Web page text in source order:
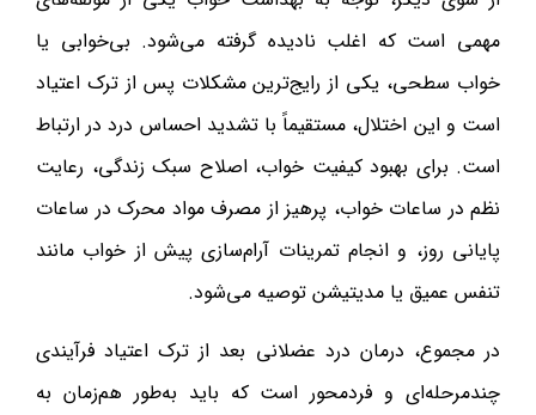
مهمی است که اغلب نادیده گرفته می‌شود. بی‌خوابی یا
خواب سطحی، یکی از رایج‌ترین مشکلات پس از ترک اعتیاد
است و این اختلال، مستقیماً با تشدید احساس درد در ارتباط
است. برای بهبود کیفیت خواب، اصلاح سبک زندگی، رعایت
نظم در ساعات خواب، پرهیز از مصرف مواد محرک در ساعات
پایانی روز، و انجام تمرینات آرام‌سازی پیش از خواب مانند
تنفس عمیق یا مدیتیشن توصیه می‌شود.
در مجموع، درمان درد عضلانی بعد از ترک اعتیاد فرآیندی
چندمرحله‌ای و فردمحور است که باید به‌طور هم‌زمان به